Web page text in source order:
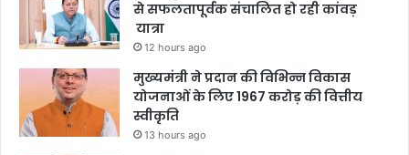
से सफलतापूर्वक संचालित हो रही कांवड़
यात्रा
12 hours ago
मुख्यमंत्री ने प्रदान की विभिन्न विकास
योजनाओं के लिए 1967 करोड़ की वित्तीय
स्वीकृति
13 hours ago